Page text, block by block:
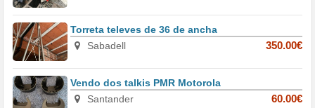
Torreta televes de 36 de ancha
Sabadell
350.00€
Vendo dos talkis PMR Motorola
Santander
60.00€